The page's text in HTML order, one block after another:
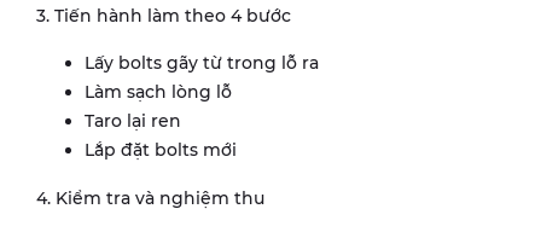
3. Tiến hành làm theo 4 bước
Lấy bolts gãy từ trong lỗ ra
Làm sạch lòng lỗ
Taro lại ren
Lắp đặt bolts mới
4. Kiểm tra và nghiệm thu